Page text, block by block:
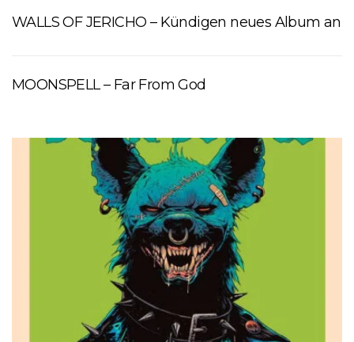
WALLS OF JERICHO – Kündigen neues Album an
MOONSPELL – Far From God